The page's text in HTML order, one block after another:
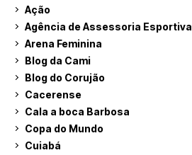
Ação
Agência de Assessoria Esportiva
Arena Feminina
Blog da Cami
Blog do Corujão
Cacerense
Cala a boca Barbosa
Copa do Mundo
Cuiabá